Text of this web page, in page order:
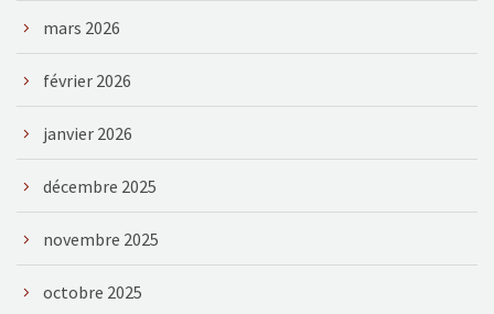
mars 2026
février 2026
janvier 2026
décembre 2025
novembre 2025
octobre 2025